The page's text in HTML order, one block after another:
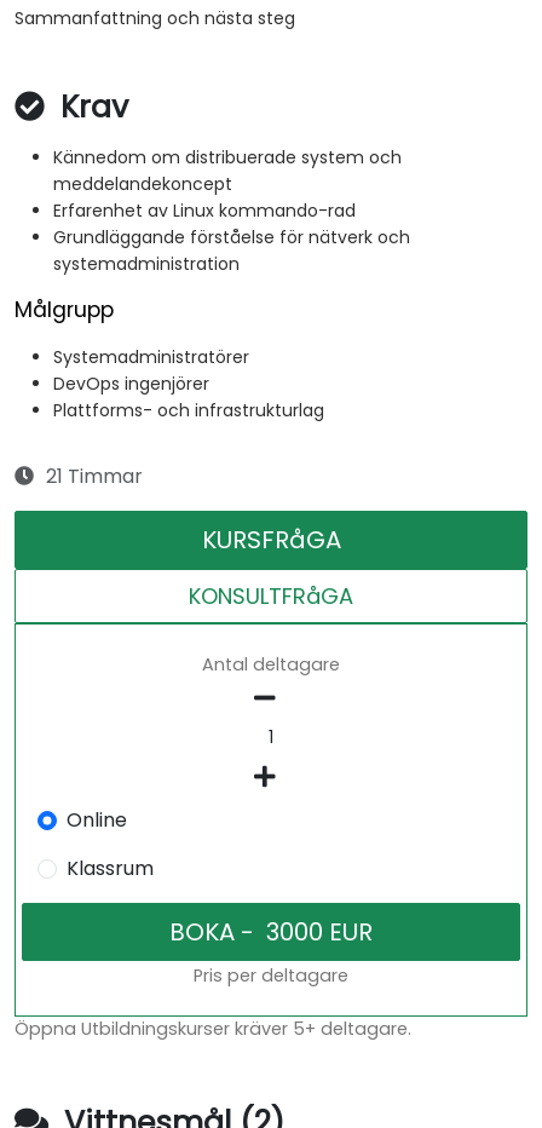
Sammanfattning och nästa steg
Krav
Kännedom om distribuerade system och
meddelandekoncept
Erfarenhet av Linux kommando-rad
Grundläggande förståelse för nätverk och
systemadministration
Målgrupp
Systemadministratörer
DevOps ingenjörer
Plattforms- och infrastrukturlag
21 Timmar
KURSFRåGA
KONSULTFRåGA
Antal deltagare
Online
Klassrum
Pris per deltagare
Öppna Utbildningskurser kräver 5+ deltagare.